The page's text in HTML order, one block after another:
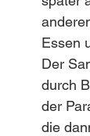
Essen
Der
durch
der
die